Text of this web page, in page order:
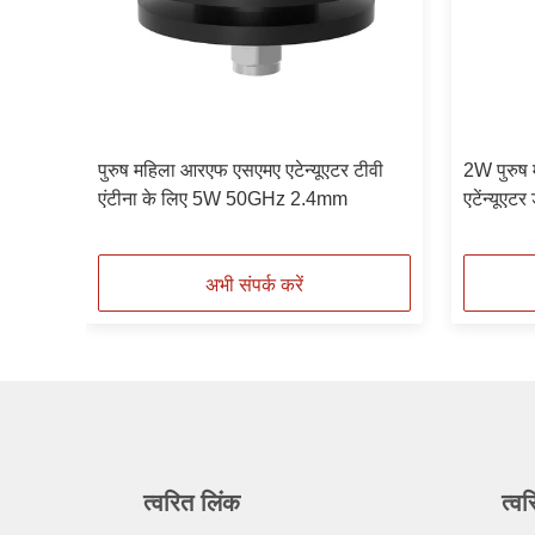
पुरुष महिला आरएफ एसएमए एटेन्यूएटर टीवी
एंटीना के लिए 5W 50GHz 2.4mm
अभी संपर्क करें
2W पुरुष
एटेंन्यूएटर
त्वरित लिंक